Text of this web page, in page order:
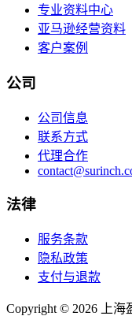
专业资料中心
亚马逊经营资料
客户案例
公司
公司信息
联系方式
代理合作
法律
服务条款
隐私政策
支付与退款
Copyright © 2026 上